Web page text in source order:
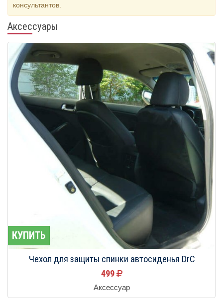
консультантов.
Аксессуары
КУПИТЬ
Чехол для защиты спинки автосиденья DrC
499
Аксессуар